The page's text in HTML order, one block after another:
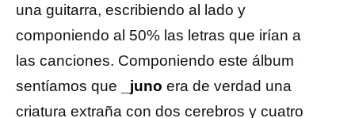
una guitarra, escribiendo al lado y
componiendo al 50% las letras que irían a
las canciones. Componiendo este álbum
sentíamos que
_juno era de verdad una
criatura extraña con dos cerebros y cuatro